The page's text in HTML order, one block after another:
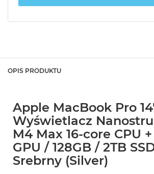
OPIS PRODUKTU
Apple MacBook Pro
Wyświetlacz
M4 Max 16-core CPU
GPU / 128GB / 2TB
Srebrny (Silver)